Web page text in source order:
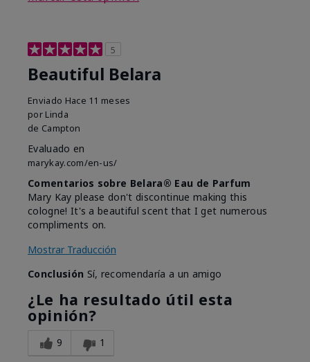
5
Beautiful Belara
Enviado Hace 11 meses
por Linda
de Campton
Evaluado en
marykay.com/en-us/
Comentarios sobre Belara® Eau de Parfum
Mary Kay please don't discontinue making this
cologne! It's a beautiful scent that I get numerous
compliments on.
Mostrar Traducción
Conclusión Sí, recomendaría a un amigo
¿Le ha resultado útil esta
opinión?
9 1